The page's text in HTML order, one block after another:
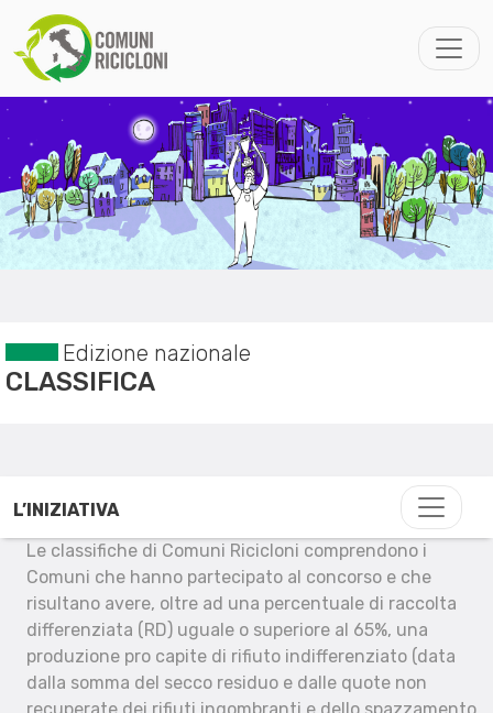
Edizione nazionale
CLASSIFICA
L’INIZIATIVA
Le classifiche di Comuni Ricicloni comprendono i
Comuni che hanno partecipato al concorso e che
risultano avere, oltre ad una percentuale di raccolta
differenziata (RD) uguale o superiore al 65%, una
produzione pro capite di rifiuto indifferenziato (data
dalla somma del secco residuo e dalle quote non